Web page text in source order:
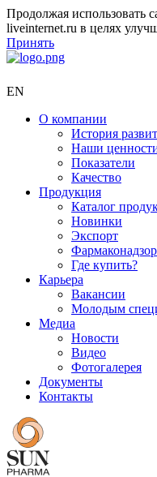
Продолжая использовать
liveinternet.ru в целях
Принять
EN
О компании
История
Наши
Показатели
Качество
Продукция
Каталог
Новинки
Экспорт
Фармаконадзор
Где купить?
Карьера
Вакансии
Молодым
Медиа
Новости
Видео
Фотогалерея
Документы
Контакты